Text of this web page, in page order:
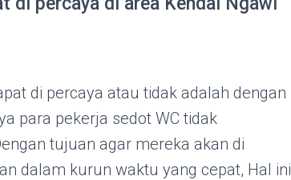
di percaya atau tidak adalah dengan
para pekerja sedot WC tidak
tujuan agar mereka akan di
dalam kurun waktu yang cepat, Hal ini